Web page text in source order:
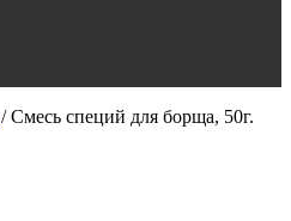
/ Смесь специй для борща, 50г.